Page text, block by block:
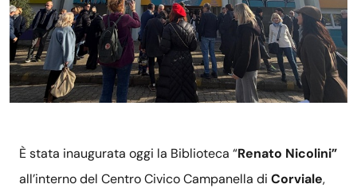
È stata inaugurata oggi la Biblioteca “Renato Nicolini”
all’interno del Centro Civico Campanella di Corviale,